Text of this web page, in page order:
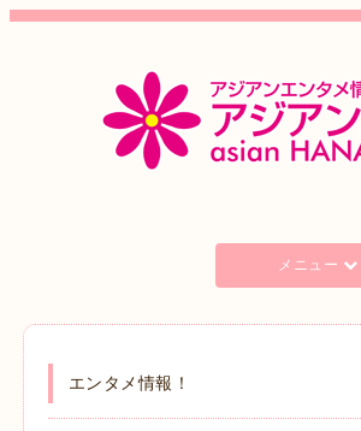
メニュー
エンタメ情報！